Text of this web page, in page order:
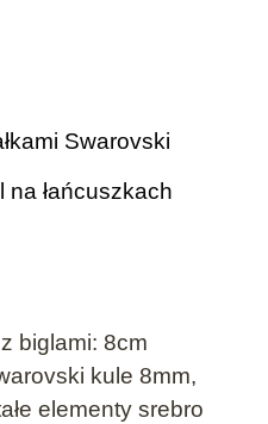
Swarovski
na łańcuszkach
biglami: 8cm
kule 8mm,
elementy srebro